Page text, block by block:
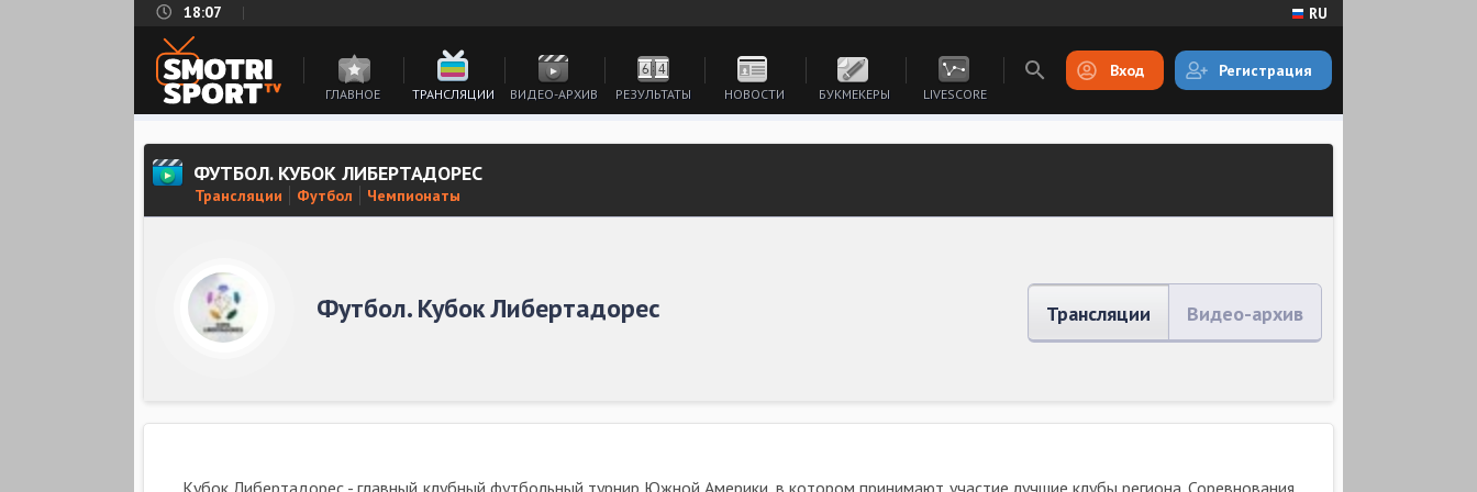
18:07 RU
ГЛАВНОЕ ТРАНСЛЯЦИИ ВИДЕО-АРХИВ РЕЗУЛЬТАТЫ НОВОСТИ БУКМЕКЕРЫ LIVESCORE
Вход Регистрация
ФУТБОЛ. КУБОК ЛИБЕРТАДОРЕС
Трансляции Футбол Чемпионаты
Трансляции Видео-архив
Футбол. Кубок Либертадорес
Кубок Либертадорес - главный клубный футбольный турнир Южной Америки, в котором принимают участие лучшие клубы региона. Соревнования